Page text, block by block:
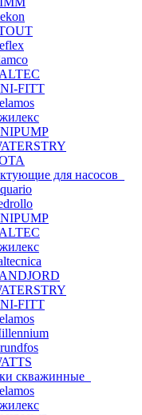
FITT
для насосов
FITT
скважинные